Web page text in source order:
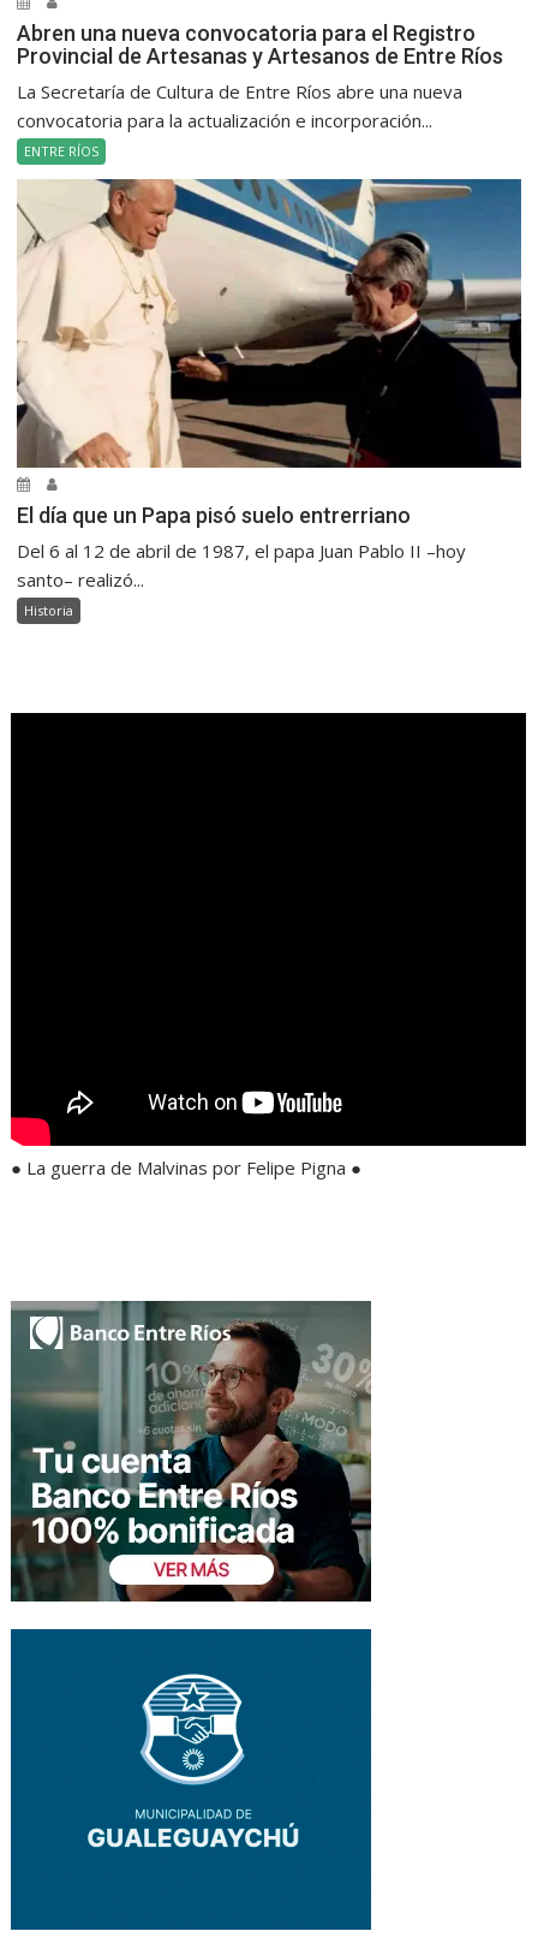
Abren una nueva convocatoria para el Registro
Provincial de Artesanas y Artesanos de Entre Ríos
La Secretaría de Cultura de Entre Ríos abre una nueva
convocatoria para la actualización e incorporación...
ENTRE RÍOS
El día que un Papa pisó suelo entrerriano
Del 6 al 12 de abril de 1987, el papa Juan Pablo II –hoy
santo– realizó...
Historia
● La guerra de Malvinas por Felipe Pigna ●